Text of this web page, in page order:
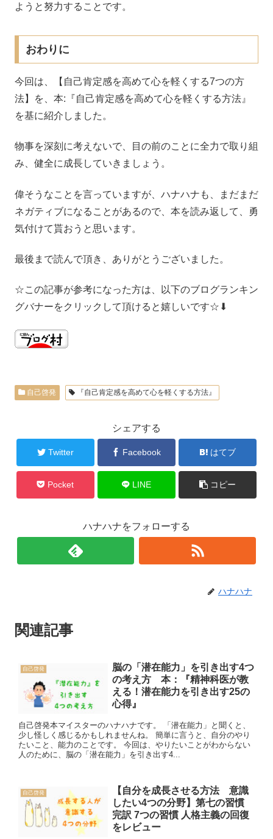
ようと努力することです。
おわりに
今回は、【自己肯定感を高めて心を軽くする7つの方
法】を、本:『自己肯定感を高めて心を軽くする方法』
を基に紹介しました。
物事を深刻に考えないで、目の前のことに全力で取り組
み、健全に成長していきましょう。
偉そうなことを言っていますが、ハナハナも、まだまだ
ネガティブになることがあるので、本を読み返して、勇
気付けて貰おうと思います。
最後まで読んで頂き、ありがとうございました。
☆この記事が参考になった方は、以下のブログランキン
グバナーをクリックして頂けると嬉しいです☆⬇︎
自己啓発 『自己肯定感を高めて心を軽くする方法』
シェアする
Twitter Facebook はてブ
Pocket LINE コピー
ハナハナをフォローする
ハナハナ
関連記事
自己啓発
脳の「潜在能力」を引き出す4つ
の考え方 本：『精神科医が教
える！潜在能力を引き出す25の
心得』
自己啓発本マイスターのハナハナです。 「潜在能力」と聞くと、
少し怪しく感じるかもしれませんね。 簡単に言うと、自分のやり
たいこと、能力のことです。 今回は、やりたいことがわからない
人のために、脳の「潜在能力」を引き出す4...
自己啓発
【自分を成長させる方法 意識
したい4つの分野】第七の習慣
完訳 7つの習慣 人格主義の回復
をレビュー